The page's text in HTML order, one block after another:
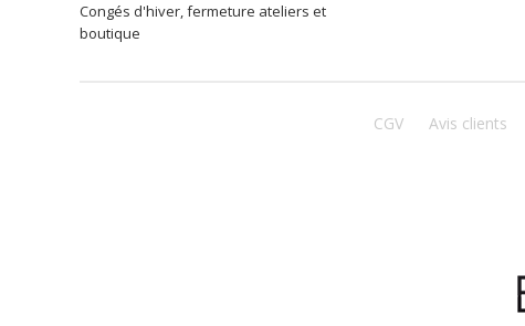
congés d'hiver, fermeture ateliers et
boutique
CGV Avis clients